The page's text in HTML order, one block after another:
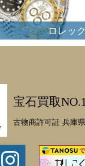
ロレッ
宝石買取NO.1
古物商許可証 兵庫